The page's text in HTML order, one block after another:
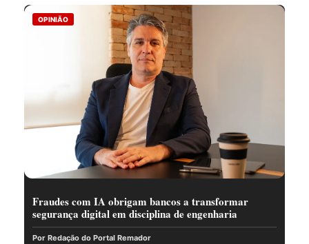
OPINIÃO
Fraudes com IA obrigam bancos a transformar
segurança digital em disciplina de engenharia
Por Redação do Portal Remador